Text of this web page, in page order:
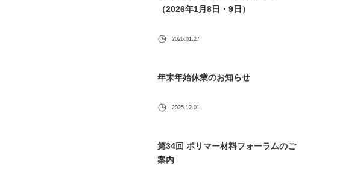
（2026年1月8日・9日）
2026.01.27
年末年始休業のお知らせ
2025.12.01
第34回 ポリマー材料フォーラムのご
案内